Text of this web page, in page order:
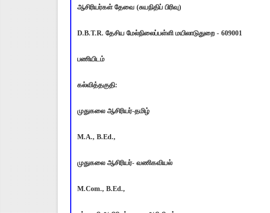
ஆசிரியர்கள் தேவை (சுயநிதிப் பிரிவு)
D.B.T.R. தேசிய மேல்நிலைப்பள்ளி மயிலாடுதுறை - 609001
பணியிடம்
கல்வித்தகுதி:
முதுகலை ஆசிரியர்-தமிழ்
M.A., B.Ed.,
முதுகலை ஆசிரியர்- வணிகவியல்
M.Com., B.Ed.,